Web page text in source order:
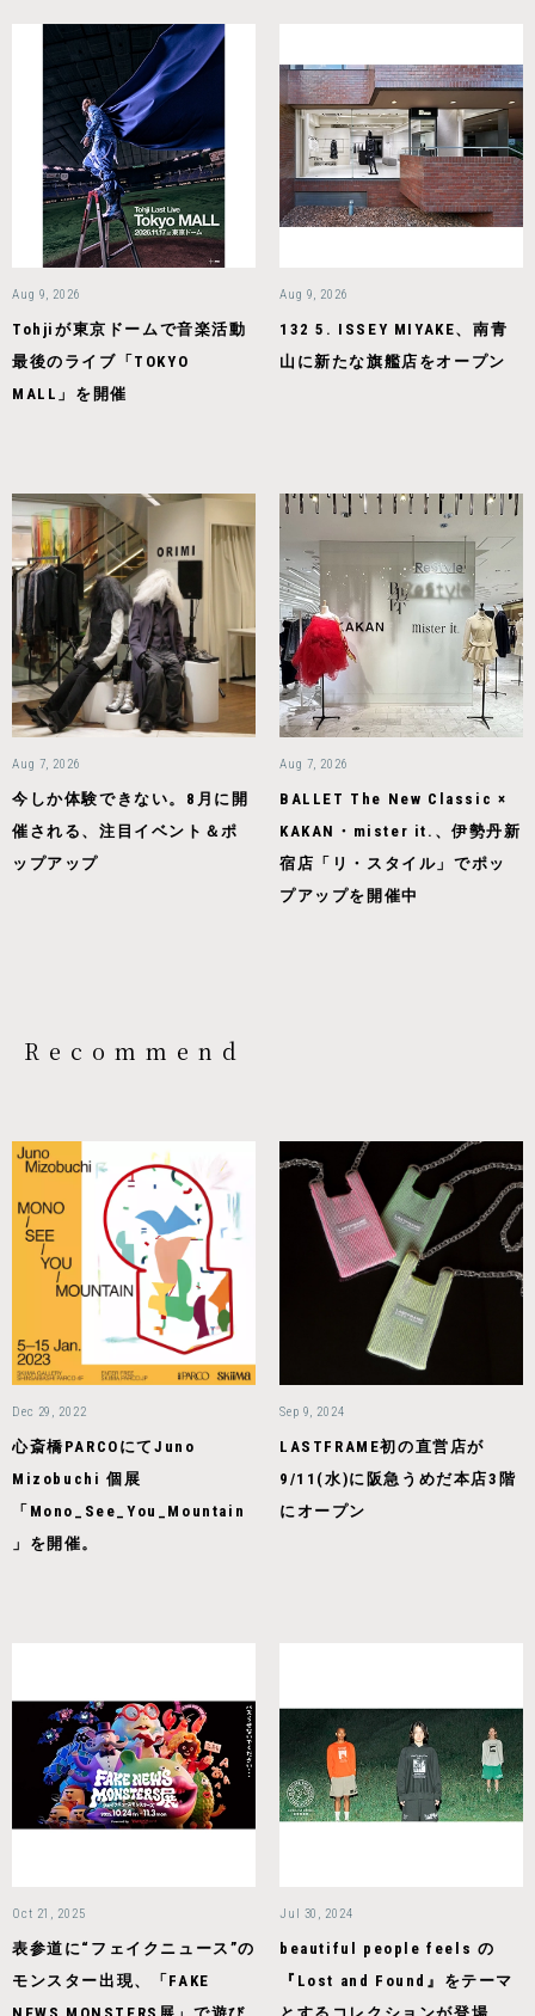
Aug 9, 2026
Tohjiが東京ドームで音楽活動
最後のライブ「TOKYO
MALL」を開催
Aug 9, 2026
132 5. ISSEY MIYAKE、南青
山に新たな旗艦店をオープン
Aug 7, 2026
今しか体験できない。8月に開
催される、注目イベント＆ポ
ップアップ
Aug 7, 2026
BALLET The New Classic ×
KAKAN・mister it.、伊勢丹新
宿店「リ・スタイル」でポッ
プアップを開催中
Recommend
Dec 29, 2022
心斎橋PARCOにてJuno
Mizobuchi 個展
「Mono_See_You_Mountain
」を開催。
Sep 9, 2024
LASTFRAME初の直営店が
9/11(水)に阪急うめだ本店3階
にオープン
Oct 21, 2025
表参道に“フェイクニュース”の
モンスター出現、「FAKE
Jul 30, 2024
beautiful people feels の
『Lost and Found』をテーマ